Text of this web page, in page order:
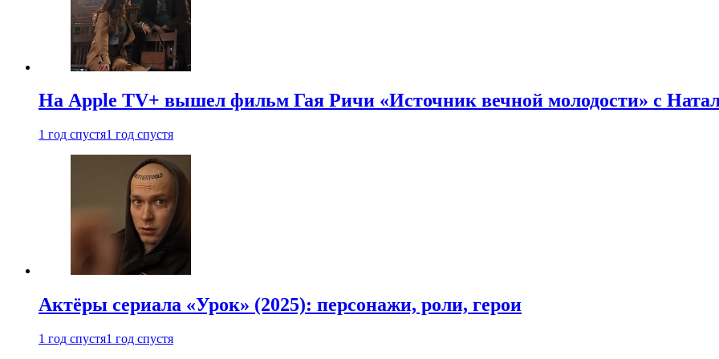
На Apple TV+ вышел фильм Гая Ричи «Источник вечной молодости» с
1 год спустя1 год спустя
Актёры сериала «Урок» (2025): персонажи, роли, герои
1 год спустя1 год спустя